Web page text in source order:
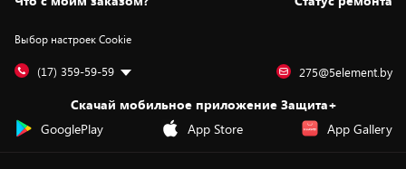
Дай пять добру!
Обработка персональных данных
Подарочные карты
Для мобильных устройств
Для компьютеров
Сервисные центры
Бонусы
Оплата частями
Новинки
Выбор настроек Cookie
(17) 359-59-59 275@5element.by
Скачай мобильное приложение Защита+
GooglePlay
App Store App Gallery